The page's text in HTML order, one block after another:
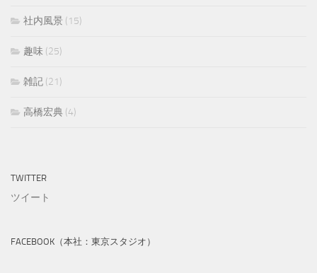
社内風景 (15)
趣味 (25)
雑記 (21)
高橋宏典 (4)
TWITTER
ツイート
FACEBOOK（本社：東京スタジオ）